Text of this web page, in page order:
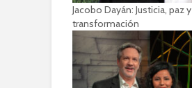
Jacobo Dayán: Justicia, paz y
transformación